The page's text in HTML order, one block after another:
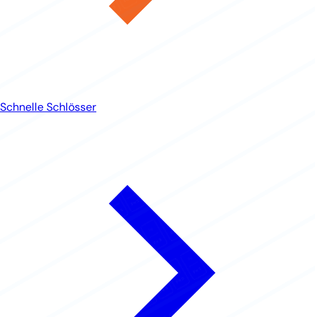
Schnelle Schlösser